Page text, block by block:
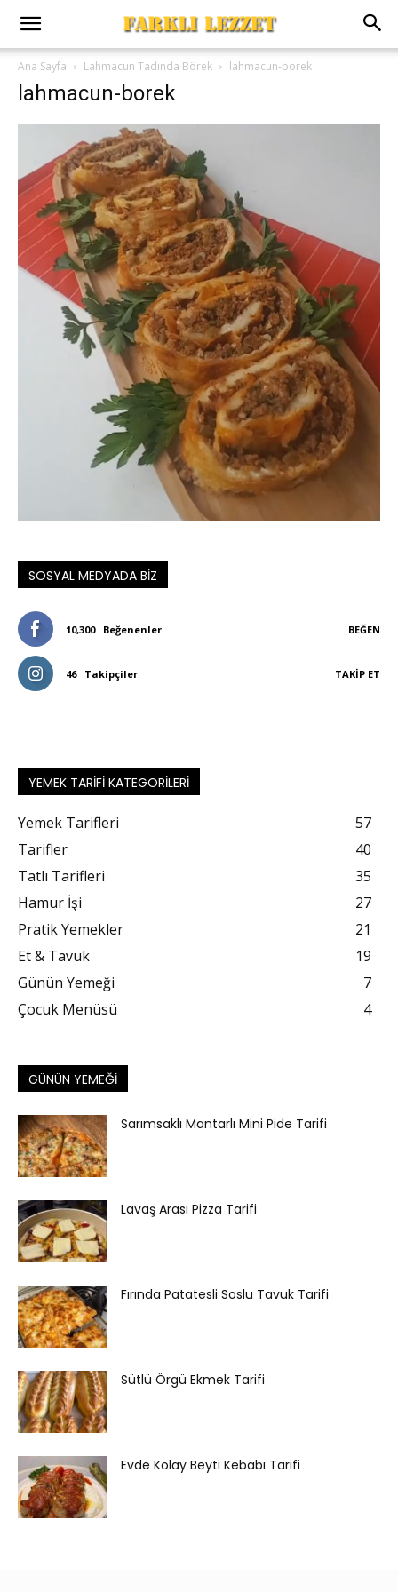
Ana Sayfa Lahmacun Tadında Börek lahmacun-borek
lahmacun-borek
SOSYAL MEDYADA BIZ
10,300 Beğenenler BEĞEN
46 Takipçiler TAKIP ET
YEMEK TARIFI KATEGORILERI
Yemek Tarifleri
57
Tarifler
40
Tatlı Tarifleri
35
Hamur İşi
27
Pratik Yemekler
21
Et & Tavuk
19
Günün Yemeği
7
Çocuk Menüsü
4
GÜNÜN YEMEĞI
Sarımsaklı Mantarlı Mini Pide Tarifi
Lavaş Arası Pizza Tarifi
Fırında Patatesli Soslu Tavuk Tarifi
Sütlü Örgü Ekmek Tarifi
Evde Kolay Beyti Kebabı Tarifi